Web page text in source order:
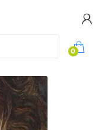
0